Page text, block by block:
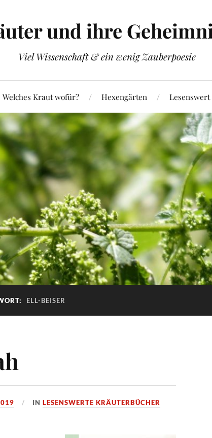
und ihre
Viel Wissenschaft & ein wenig Zauberpoesie
Welches Kraut wofür? Hexengärten Lesenswert
ELL-BEISER
INLESENSWERTE KRÄUTERBÜCHER